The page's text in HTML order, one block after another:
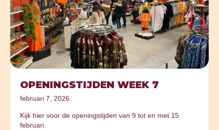
OPENINGSTIJDEN WEEK 7
februari 7, 2026
Kijk hier voor de openingstijden van 9 tot en met 15
februari.